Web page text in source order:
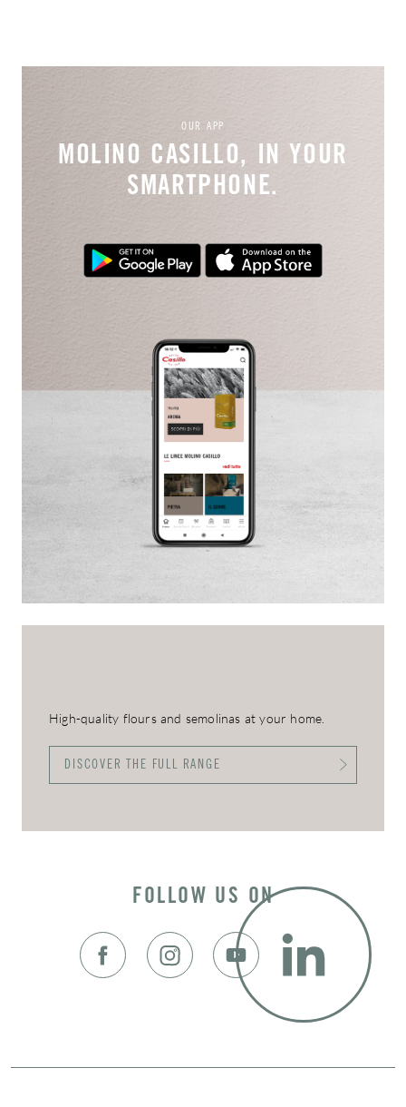
OUR APP
MOLINO CASILLO, IN YOUR
SMARTPHONE.
High-quality flours and semolinas at your home.
DISCOVER THE FULL RANGE
FOLLOW US ON